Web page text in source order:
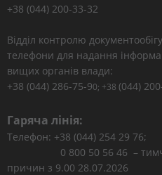
+38 (044) 200-33-32
Відділ контролю
телефони для надання
вищих органів влади:
+38 (044) 286-75-90; +38 (044)
Гаряча лінія:
Телефон: +38 (044) 254 29 76;
0 800 50 56 46 –
причин з 9.00 28.07.2026